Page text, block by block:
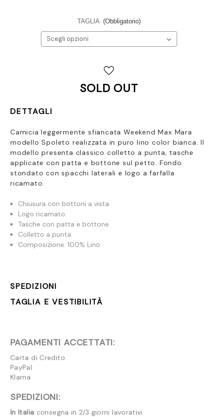
TAGLIA (Obbligatorio)
SOLD OUT
DETTAGLI
Camicia leggermente sfiancata Weekend Max Mara
modello Spoleto realizzata in puro lino color bianca.Il
modello presenta classico colletto a punta, tasche
applicate con patta e bottone sul petto. Fondo
stondato con spacchi laterali e logo a farfalla
ricamato.
Chiusura con bottoni a vista
Logo ricamato
Tasche con patta e bottone
Colletto a punta
Composizione: 100% Lino
SPEDIZIONI
TAGLIA E VESTIBILITÀ
PAGAMENTI ACCETTATI:
Carta di Credito
PayPal
Klarna
SPEDIZIONI:
In Italia consegna in 2/3 giorni lavorativi